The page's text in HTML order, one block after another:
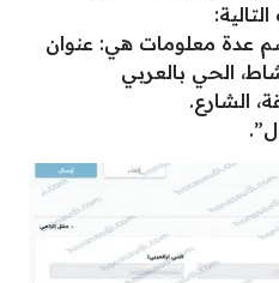
عدة معلومات هي: عنوان
الحي بالعربي
الشارع.